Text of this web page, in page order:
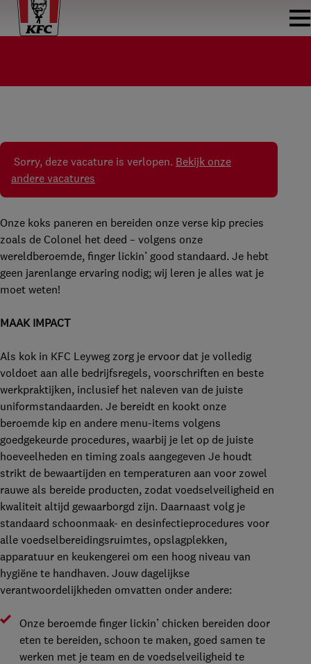
Sorry, deze vacature is verlopen. Bekijk onze
andere vacatures
Onze koks paneren en bereiden onze verse kip precies
zoals de Colonel het deed – volgens onze
wereldberoemde, finger lickin’ good standaard. Je hebt
geen jarenlange ervaring nodig; wij leren je alles wat je
moet weten!
MAAK IMPACT
Als kok in KFC Leyweg zorg je ervoor dat je volledig
voldoet aan alle bedrijfsregels, voorschriften en beste
werkpraktijken, inclusief het naleven van de juiste
uniformstandaarden. Je bereidt en kookt onze
beroemde kip en andere menu-items volgens
goedgekeurde procedures, waarbij je let op de juiste
hoeveelheden en timing zoals aangegeven Je houdt
strikt de bewaartijden en temperaturen aan voor zowel
rauwe als bereide producten, zodat voedselveiligheid en
kwaliteit altijd gewaarborgd zijn. Daarnaast volg je
standaard schoonmaak- en desinfectieprocedures voor
alle voedselbereidingsruimtes, opslagplekken,
apparatuur en keukengerei om een hoog niveau van
hygiëne te handhaven. Jouw dagelijkse
verantwoordelijkheden omvatten onder andere:
Onze beroemde finger lickin’ chicken bereiden door
eten te bereiden, schoon te maken, goed samen te
werken met je team en de voedselveiligheid te